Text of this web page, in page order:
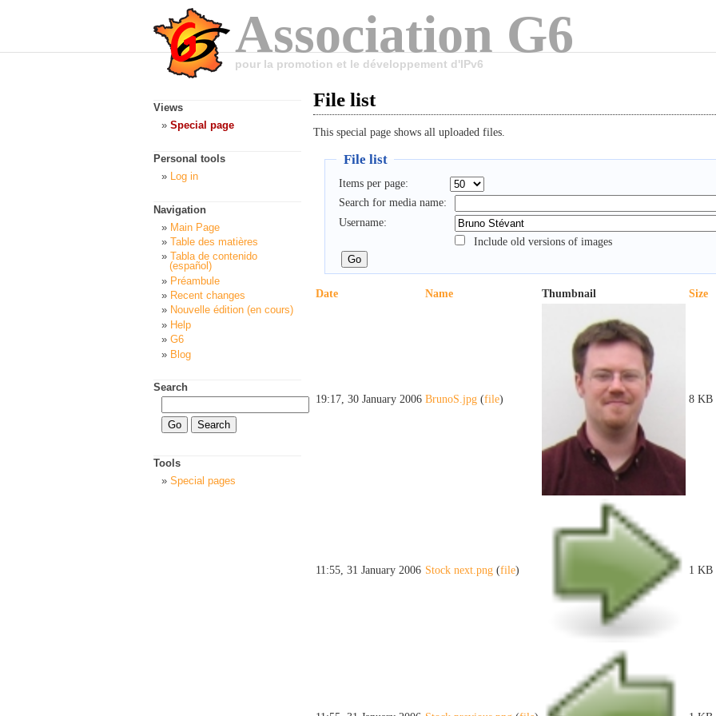
Association G6
pour la promotion et le développement d'IPv6
File list
This special page shows all uploaded files.
File list
Items per page:
Search for media name:
Username:
Include old versions of images
Date Name Thumbnail Size
19:17, 30 January 2006 BrunoS.jpg (file) 8 KB
11:55, 31 January 2006 Stock next.png (file) 1 KB
Views
Special page
Personal tools
Log in
Navigation
Main Page
Table des matières
Tabla de contenido
(español)
Préambule
Recent changes
Nouvelle édition (en cours)
Help
G6
Blog
Search
Tools
Special pages